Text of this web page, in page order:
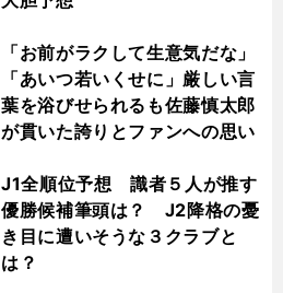
「お前がラクして生意気だな」
「あいつ若いくせに」厳しい言
葉を浴びせられるも佐藤慎太郎
が貫いた誇りとファンへの思い
J1全順位予想 識者５人が推す
優勝候補筆頭は？ J2降格の憂
き目に遭いそうな３クラブと
は？